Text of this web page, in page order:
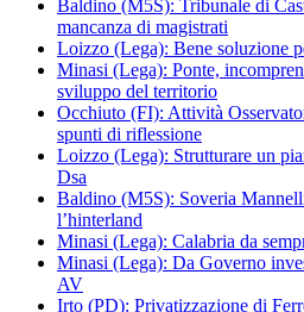
Baldino (M5S): Tribunale di
mancanza di magistrati
Loizzo (Lega): Bene soluzione
Minasi (Lega): Ponte,
sviluppo del territorio
Occhiuto (FI): Attività
spunti di riflessione
Loizzo (Lega): Strutturare un
Dsa
Baldino (M5S): Soveria
l’hinterland
Minasi (Lega): Calabria da
Minasi (Lega): Da Governo
AV
Irto (PD): Privatizzazione di